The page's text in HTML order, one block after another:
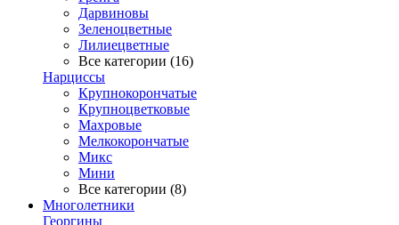
Дарвиновы
Зеленоцветные
Лилиецветные
Все категории (16)
Нарциссы
Крупнокорончатые
Крупноцветковые
Махровые
Мелкокорончатые
Микс
Мини
Все категории (8)
Многолетники
Георгины